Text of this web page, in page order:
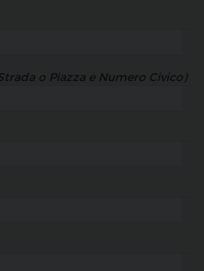
o Piazza e Numero Civico)